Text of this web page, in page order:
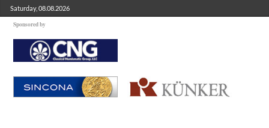
Saturday, 08.08.2026
Sponsored by